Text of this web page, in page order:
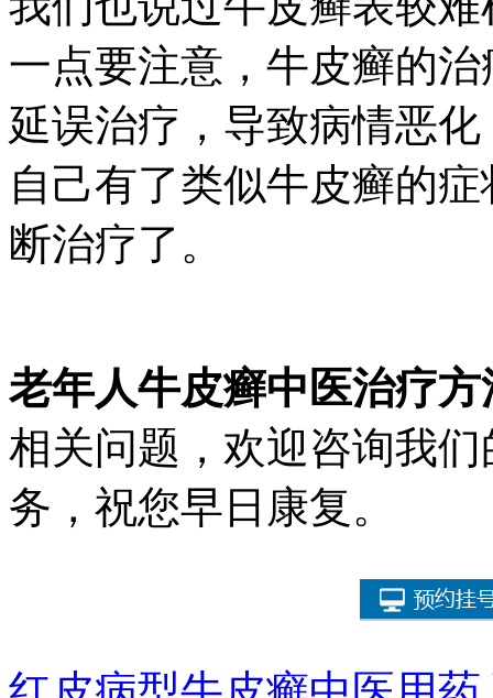
一点要注意，牛皮癣的
延误治疗，导致病情恶
自己有了类似牛皮癣的
断治疗了。
老年人牛皮癣中医治疗
相关问题，欢迎咨询我
务，祝您早日康复。